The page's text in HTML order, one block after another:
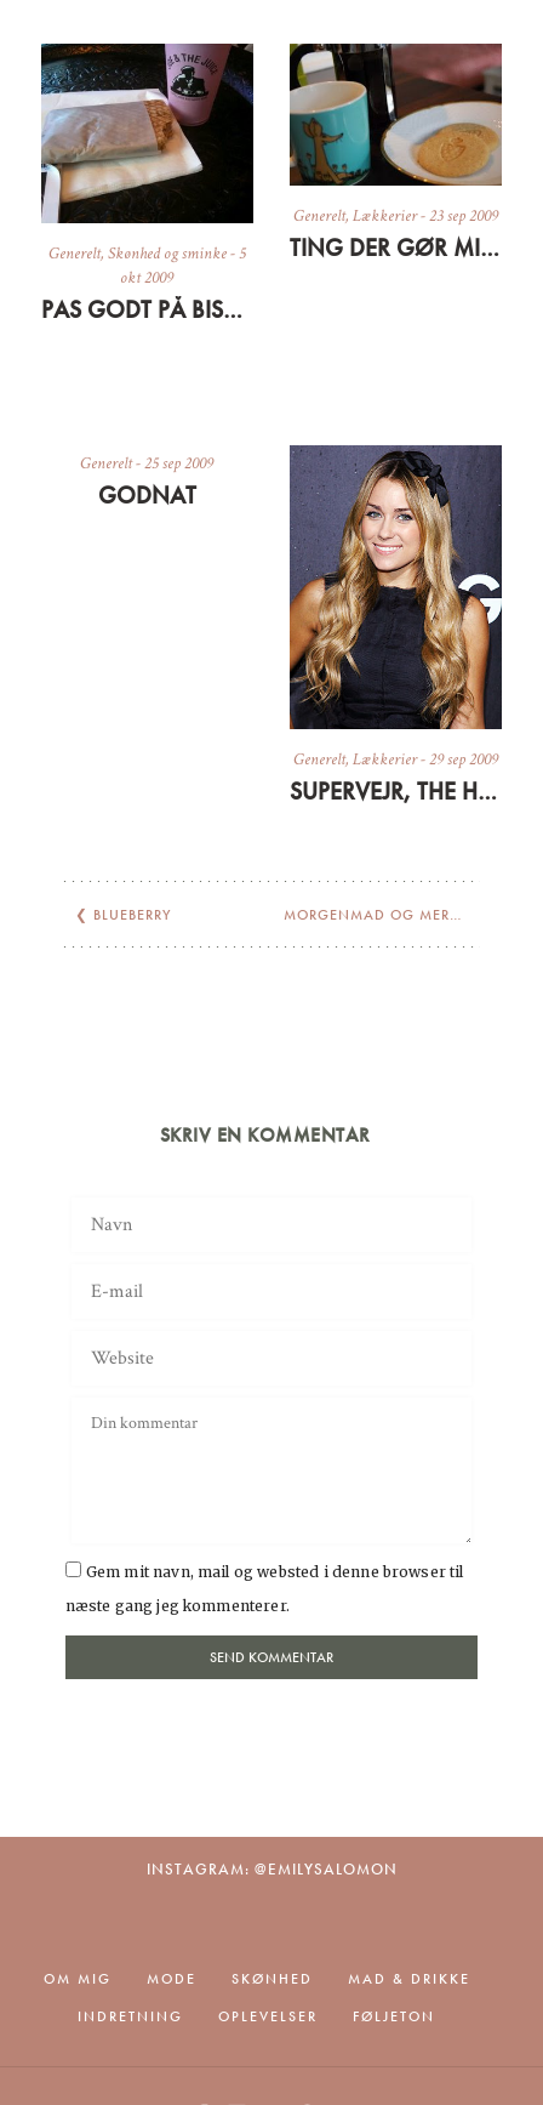
Generelt, Skønhed og sminke-5
okt 2009
PAS GODT PÅ BISSERNE OG HUDEN
Generelt,Lækkerier-23 sep 2009
TING DER GØR MIG GLAD LIGE NU
Generelt-25 sep 2009
GODNAT
Generelt,Lækkerier-29 sep 2009
SUPERVEJR, THE HILLS OG SEN FROKOST
❮ BLUEBERRY MORGENMAD OG MERE SVENSKER-MISUNDELSE
SKRIV EN KOMMENTAR
Gem mit navn, mail og websted i denne browser til
næste gang jeg kommenterer.
INSTAGRAM: @EMILYSALOMON
OM MIG MODE SKØNHED
MAD & DRIKKE
INDRETNING
OPLEVELSER FØLJETON